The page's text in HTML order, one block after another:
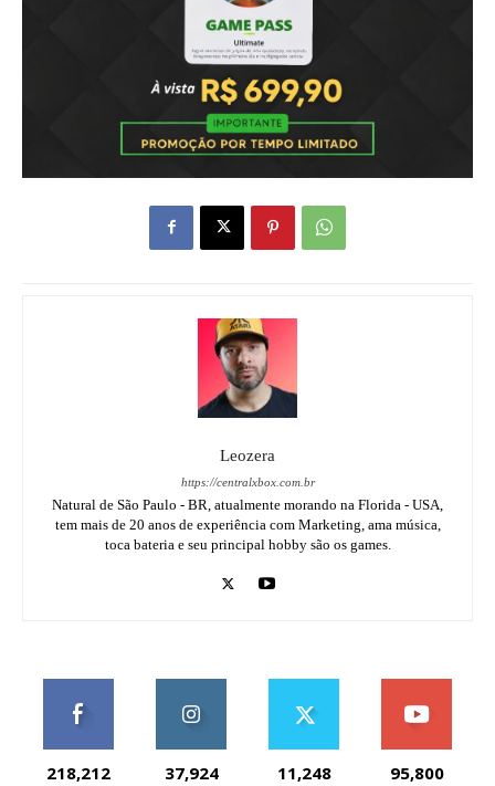
Leozera
https://centralxbox.com.br
Natural de São Paulo - BR, atualmente morando na Florida - USA,
tem mais de 20 anos de experiência com Marketing, ama música,
toca bateria e seu principal hobby são os games.
218,212 37,924 11,248 95,800